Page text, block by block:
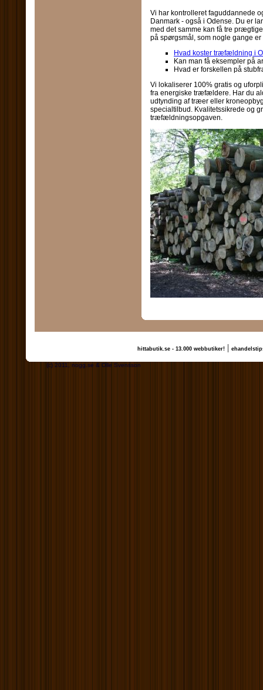
Vi har kontrolleret faguddannede
Danmark - også i Odense. Du er
med det samme kan få tre
på spørgsmål, som nogle gange
Hvad koster træfældning i
Kan man få eksempler på
Hvad er forskellen på
Vi lokaliserer 100% gratis og
fra energiske træfældere. Har du
udtynding af træer eller
specialtilbud. Kvalitetssikrede og
træfældningsopgaven.
hittabutik.se - 13.000 webbutiker!|
(c) 2011, nogg.se & Olle Svensson